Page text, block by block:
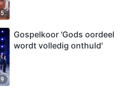
Gospelkoor 'Gods oordeel
wordt volledig onthuld'